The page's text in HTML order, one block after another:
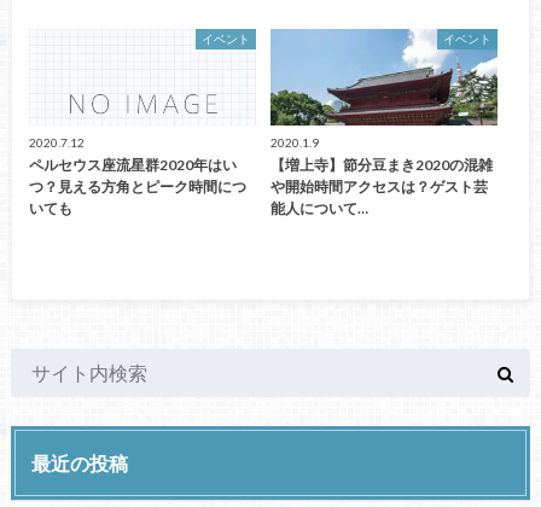
イベント
2020.7.12
ペルセウス座流星群2020年はい
つ？見える方角とピーク時間につ
いても
イベント
2020.1.9
【増上寺】節分豆まき2020の混雑
や開始時間アクセスは？ゲスト芸
能人について…
最近の投稿